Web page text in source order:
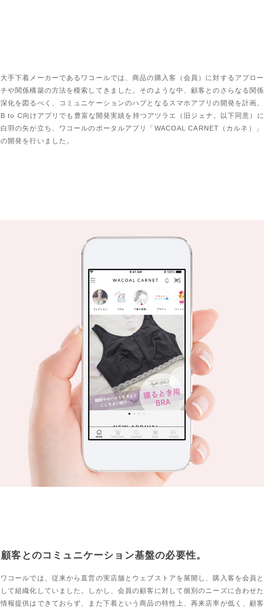
大手下着メーカーであるワコールでは、商品の購入客（会員）に対するアプロー
チや関係構築の方法を模索してきました。そのような中、顧客とのさらなる関係
深化を図るべく、コミュニケーションのハブとなるスマホアプリの開発を計画。
B to C向けアプリでも豊富な開発実績を持つアツラエ（旧ジェナ。以下同意）に
白羽の矢が立ち、ワコールのポータルアプリ「WACOAL CARNET（カルネ）」
の開発を行いました。
顧客とのコミュニケーション基盤の必要性。
ワコールでは、従来から直営の実店舗とウェブストアを展開し、購入客を会員と
して組織化していました。しかし、会員の顧客に対して個別のニーズに合わせた
情報提供はできておらず、また下着という商品の特性上、再来店率が低く、顧客